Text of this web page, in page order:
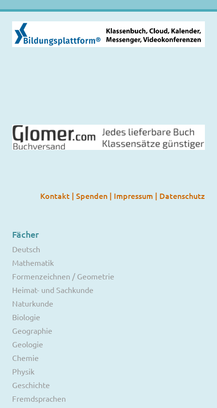
Kontakt | Spenden | Impressum | Datenschutz
Fächer
Deutsch
Mathematik
Formenzeichnen / Geometrie
Heimat- und Sachkunde
Naturkunde
Biologie
Geographie
Geologie
Chemie
Physik
Geschichte
Fremdsprachen